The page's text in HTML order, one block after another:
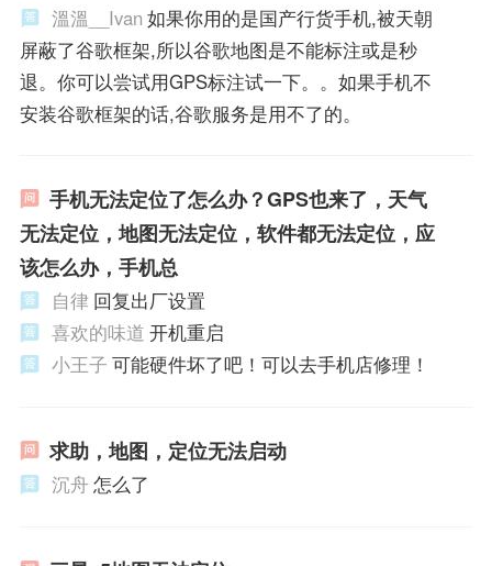
溫溫__Ivan 如果你用的是国产行货手机,被天朝
屏蔽了谷歌框架,所以谷歌地图是不能标注或是秒
退。你可以尝试用GPS标注试一下。。如果手机不
安装谷歌框架的话,谷歌服务是用不了的。
手机无法定位了怎么办？GPS也来了，天气
无法定位，地图无法定位，软件都无法定位，应
该怎么办，手机总
自律 回复出厂设置
喜欢的味道 开机重启
小王子 可能硬件坏了吧！可以去手机店修理！
求助，地图，定位无法启动
沉舟怎么了